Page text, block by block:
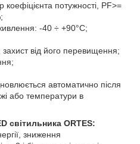
коефіцієнта потужності, PF>=
-40 ÷ +90°С;
від його перевищення;
автоматично після
або температури в
світильника ORTES:
зниження